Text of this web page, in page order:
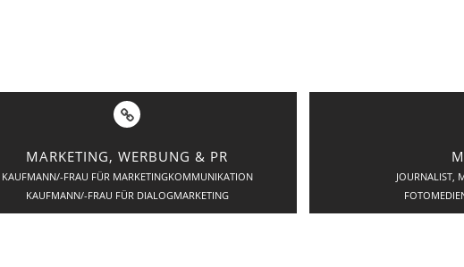
MARKETING, WERBUNG & PR
KAUFMANN/-FRAU FÜR MARKETINGKOMMUNIKATION
KAUFMANN/-FRAU FÜR DIALOGMARKETING
JOURNALIST,